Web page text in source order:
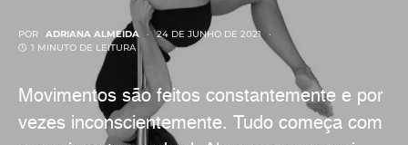
POR ADRIANA ALMEIDA
24 DE JUNHO DE 2021
1 MINUTO DE LEITURA
Movimentos são feitos constantemente e por
vezes inconscientemente. Tudo começa com